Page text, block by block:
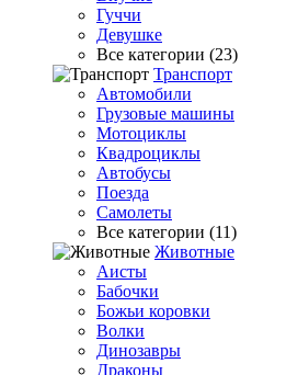
Гуччи
Девушке
Все категории (23)
Транспорт
Автомобили
Грузовые машины
Мотоциклы
Квадроциклы
Автобусы
Поезда
Самолеты
Все категории (11)
Животные
Аисты
Бабочки
Божьи коровки
Волки
Динозавры
Драконы